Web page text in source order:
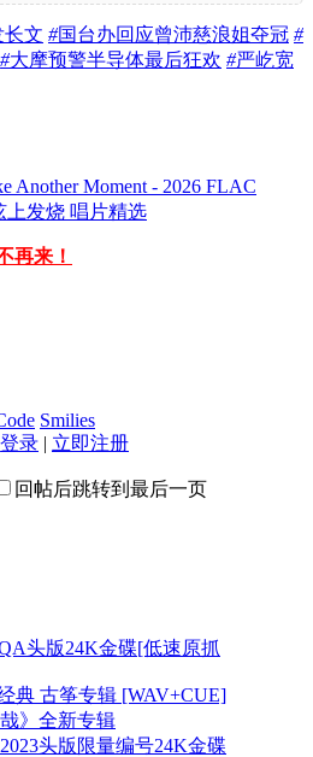
文 #国台办回应曾沛慈浪姐夺冠 #
#大摩预警半导体最后狂欢 #严屹宽
Another Moment - 2026 FLAC
上发烧 唱片精选
再来！
Smilies
登录 | 立即注册
回帖后跳转到最后一页
头版24K金碟[低速原抓
典 古筝专辑 [WAV+CUE]
》全新专辑
头版限量编号24K金碟